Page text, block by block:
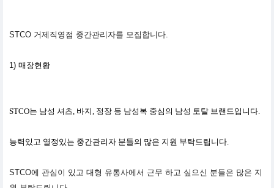
STCO 거제직영점 중간관리자를 모집합니다.
1) 매장현황
STCO는 남성 셔츠, 바지, 정장 등 남성복 중심의 남성 토탈 브랜드입니다.
능력있고 열정있는 중간관리자 분들의 많은 지원 부탁드립니다.
STCO에 관심이 있고 대형 유통사에서 근무 하고 싶으신 분들은 많은 지